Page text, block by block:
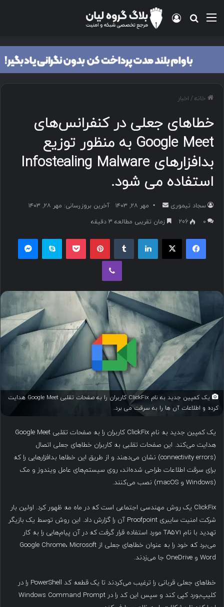
منو جستجو برای
ورود
خانه/ اخبار
خطاهای جعلی در کنفرانس‌های
Google Meet به منظور توزیع
بدافزارهای Infostealing Malware
استفاده می شود.
سجاد تیموری
ا
ا
ی
ل
مهر ۲۸, ۱۴۰۳
آخرین بروزرسانی: مهر ۲۸, ۱۴۰۳
۰
206 زمان تقریبی مطالعه 3 دقیقه
فیسبوک ایکس لینکداین پینتریست پاکت اسکایپ
وایبر
یک کمپین جدید به نام ClickFix کاربران را به صفحات تقلبی Google Meet هدایت
کرده و اطلاعات آن ها را به سرقت می برد.
یک کمپین جدید به نام ClickFix کاربران را به صفحات تقلبی Google Meet
هدایت می‌کند. این صفحات تقلبی به کاربران خطاهای جعلی اتصال
(connectivity errors) نشان می‌دهند و از طریق این خطاها بدافزارهایی را که
برای سرقت اطلاعات طراحی شده‌اند، روی سیستم‌های عامل ویندوز و مک
(Windows و macOS) نصب می‌کنند.
ClickFix یک روش مهندسی اجتماعی است که در ماه مه ظهور کرد. اولین بار
شرکت امنیت سایبری Proofpoint آن را گزارش داد. این روش توسط یک بازیگر
تهدید با نام TA571 مورد استفاده قرار گرفت که در آن پیام‌هایی را به کار
می‌برد که خود را به عنوان خطاهای جعلی از Google Chrome، Microsoft
Word و OneDrive جا می‌زدند.
خطاهای جعلی قربانی را ترغیب می‌کردند تا یک قطعه کد PowerShell را در
کلیپ‌بورد کپی کند و سپس این کد را در Windows Command Prompt